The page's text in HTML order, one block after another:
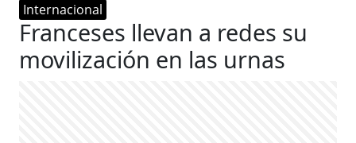
Internacional
Franceses llevan a redes su
movilización en las urnas